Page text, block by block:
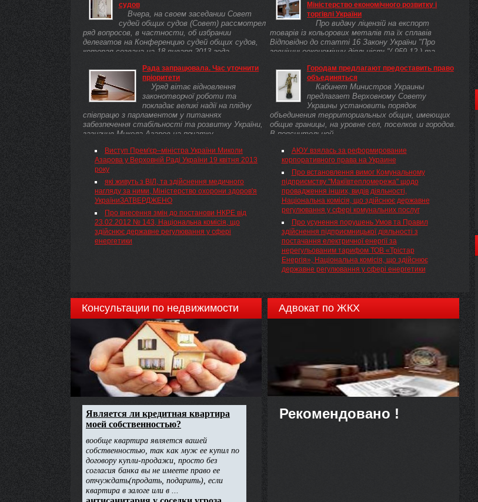
судов
Вчера, на своем заседании Совет
судей общих судов (Совет) рассмотрел
ряд вопросов, в частности, об избрании
делегатов на Конференцию судей общих судов,
которая созвана на 18 января 2013 года. ...
Рада запрацювала. Час уточнити
пріоритети
Уряд вітає відновлення
законотворчої роботи та
покладає великі надії на плідну
співпрацю з парламентом у питаннях
забезпечення стабільності та розвитку України,
зазначив Микола Азаров на початку ...
Виступ Прем'єр–міністра України Миколи
Азарова у Верховній Раді України 19 квітня 2013
року
які живуть з ВІЛ, та здійснення медичного
нагляду за ними, Міністерство охорони здоров'я
УкраїниЗАТВЕРДЖЕНО
Про внесення змін до постанови НКРЕ від
23.02.2012 № 143, Національна комісія, що
здійснює державне регулювання у сфері
енергетики
Міністерство економічного розвитку і
торгівлі України
Про видачу ліцензій на експорт
товарів із кольорових металів та їх сплавів
Відповідно до статті 16 Закону України "Про
зовнішньоекономічну діяльність"( 959-12 ) та
26.12.2011 № 1360( 1360-2011-п ) "Про
затвердження переліків товарів, експорт та
імпорт яких підлягає ліцензуванню, та квот на
2012 рік" (додатки 1( 1360-2011-п ) та 6( 1360-2011-
п )) НАКАЗУЮ:
Городам предлагают предоставить право
объединяться
Кабинет Министров Украины
предлагает Верховному Совету
Украины установить порядок
объединения территориальных общин, имеющих
общие границы, на уровне сел, поселков и городов.
В пояснительной ...
АЮУ взялась за реформирование
корпоративного права на Украине
Про встановлення вимог Комунальному
підприємству "Макіївтепломережа" щодо
провадження інших, видів діяльності,
Національна комісія, що здійснює державне
регулювання у сфері комунальних послуг
Про усунення порушень Умов та Правил
здійснення підприємницької діяльності з
постачання електричної енергії за
нерегульованим тарифом ТОВ «Трістар
Енергія», Національна комісія, що здійснює
державне регулювання у сфері енергетики
Консультации по недвижимости Адвокат по ЖКХ
Рекомендовано !